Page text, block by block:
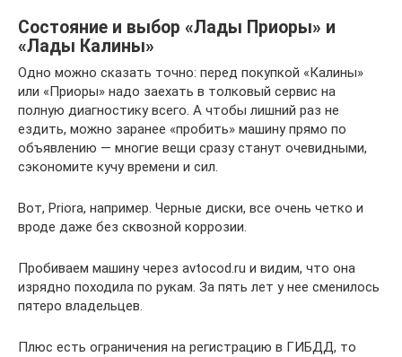
Состояние и выбор «Лады Приоры» и
«Лады Калины»
Одно можно сказать точно: перед покупкой «Калины»
или «Приоры» надо заехать в толковый сервис на
полную диагностику всего. А чтобы лишний раз не
ездить, можно заранее «пробить» машину прямо по
объявлению — многие вещи сразу станут очевидными,
сэкономите кучу времени и сил.
Вот, Priora, например. Черные диски, все очень четко и
вроде даже без сквозной коррозии.
Пробиваем машину через avtocod.ru и видим, что она
изрядно походила по рукам. За пять лет у нее сменилось
пятеро владельцев.
Плюс есть ограничения на регистрацию в ГИБДД, то